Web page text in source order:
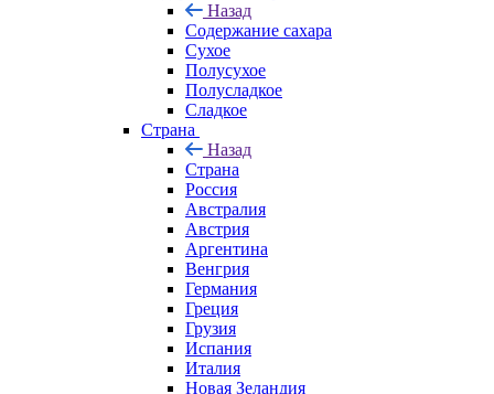
Назад
Содержание сахара
Сухое
Полусухое
Полусладкое
Сладкое
Страна
Назад
Страна
Россия
Австралия
Австрия
Аргентина
Венгрия
Германия
Греция
Грузия
Испания
Италия
Новая Зеландия